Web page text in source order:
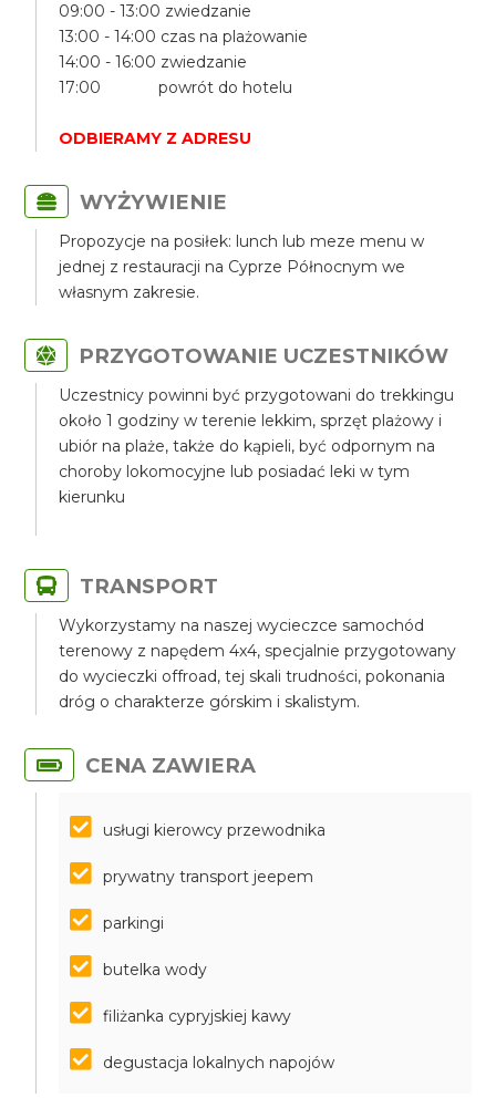
09:00 - 13:00 zwiedzanie
13:00 - 14:00 czas na plażowanie
14:00 - 16:00 zwiedzanie
17:00 powrót do hotelu
ODBIERAMY Z ADRESU
WYŻYWIENIE
Propozycje na posiłek: lunch lub meze menu w
jednej z restauracji na Cyprze Północnym we
własnym zakresie.
PRZYGOTOWANIE UCZESTNIKÓW
Uczestnicy powinni być przygotowani do trekkingu
około 1 godziny w terenie lekkim, sprzęt plażowy i
ubiór na plaże, także do kąpieli, być odpornym na
choroby lokomocyjne lub posiadać leki w tym
kierunku
TRANSPORT
Wykorzystamy na naszej wycieczce samochód
terenowy z napędem 4x4, specjalnie przygotowany
do wycieczki offroad, tej skali trudności, pokonania
dróg o charakterze górskim i skalistym.
CENA ZAWIERA
usługi kierowcy przewodnika
prywatny transport jeepem
parkingi
butelka wody
filiżanka cypryjskiej kawy
degustacja lokalnych napojów